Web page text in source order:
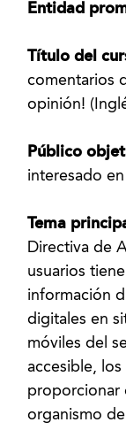
Entidad
Título del
comentarios
opinión!
Público
interesado
Tema
Directiva de
usuarios
información
digitales en
móviles del
accesible,
proporcionar
organismo